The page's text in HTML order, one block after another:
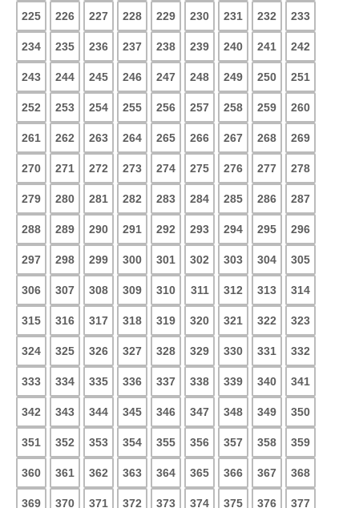
225 226 227 228 229 230 231 232 233
234 235 236 237 238 239 240 241 242
243 244 245 246 247 248 249 250 251
252 253 254 255 256 257 258 259 260
261 262 263 264 265 266 267 268 269
270 271 272 273 274 275 276 277 278
279 280 281 282 283 284 285 286 287
288 289 290 291 292 293 294 295 296
297 298 299 300 301 302 303 304 305
306 307 308 309 310 311 312 313 314
315 316 317 318 319 320 321 322 323
324 325 326 327 328 329 330 331 332
333 334 335 336 337 338 339 340 341
342 343 344 345 346 347 348 349 350
351 352 353 354 355 356 357 358 359
360 361 362 363 364 365 366 367 368
369 370 371 372 373 374 375 376 377